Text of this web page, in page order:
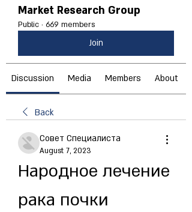
Market Research Group
Public · 669 members
Join
Discussion Media Members About
Back
Совет Специалиста
August 7, 2023
Народное лечение
рака почки